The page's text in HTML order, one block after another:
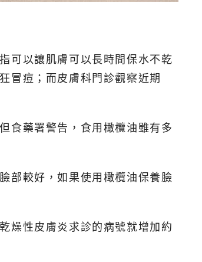
可以讓肌膚可以長時間保水不乾
冒痘；而皮膚科門診觀察近期
食藥署警告，食用橄欖油雖有多
部較好，如果使用橄欖油保養臉
燥性皮膚炎求診的病號就增加約